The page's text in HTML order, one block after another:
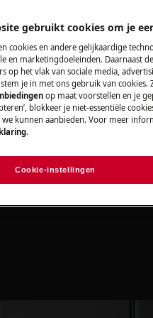
van elk gerecht
op het scherm van
te zien van het
je ovendeur, gericht
gebruikt cookies om je
cookies en andere gelijkaardige
en marketingdoeleinden. Daarnaast
op het vlak van sociale media,
stem je in met ons gebruik van cookies.
op maat voorstellen en je
blokkeer je niet-essentiële
kunnen aanbieden. Voor meer
.
Cookie-instellingen